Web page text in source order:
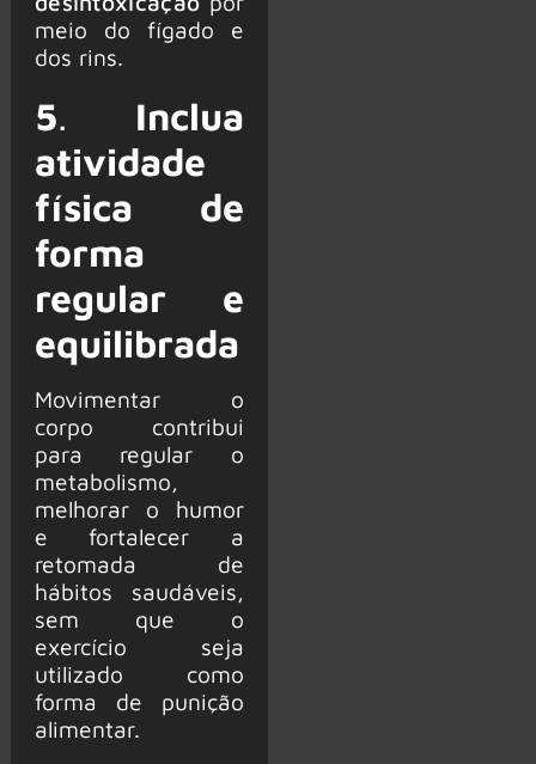
meio do fígado e
dos rins.
5. Inclua
atividade
física de
forma
regular e
equilibrada
Movimentar o
corpo contribui
para regular o
metabolismo,
melhorar o humor
e fortalecer a
retomada de
hábitos saudáveis,
sem que o
exercício seja
utilizado como
forma de punição
alimentar.